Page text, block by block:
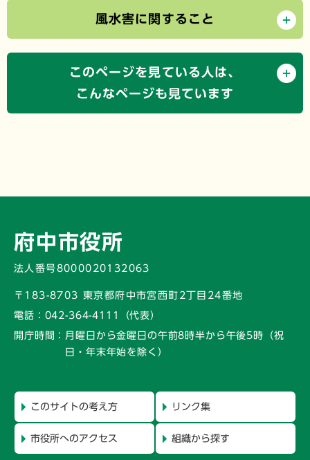
風水害に関すること
このページを見ている人は、
こんなページも見ています
府中市役所
法人番号8000020132063
〒183-8703 東京都府中市宮西町2丁目24番地
電話： 042-364-4111（代表）
開庁時間： 月曜日から金曜日の午前8時半から午後5時 （祝
日・年末年始を除く）
このサイトの考え方 リンク集
市役所へのアクセス 組織から探す